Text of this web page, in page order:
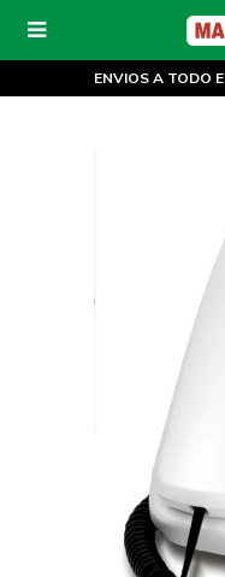

ENVIOS A TODO